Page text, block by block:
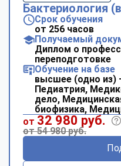
Бактериология
Срок обучения
от 256 часов
Получаемый
Диплом о
переподготовке
Обучение на базе
высшее (одно из)
Педиатрия,
дело,
биофизика,
от 32 980 руб.
от 54 980 руб.